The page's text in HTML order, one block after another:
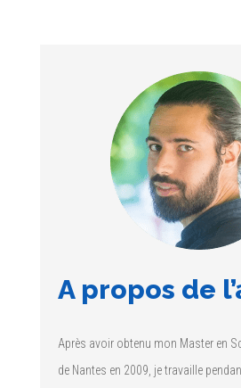
A propos de
Après avoir obtenu mon Master en
de Nantes en 2009, je travaille